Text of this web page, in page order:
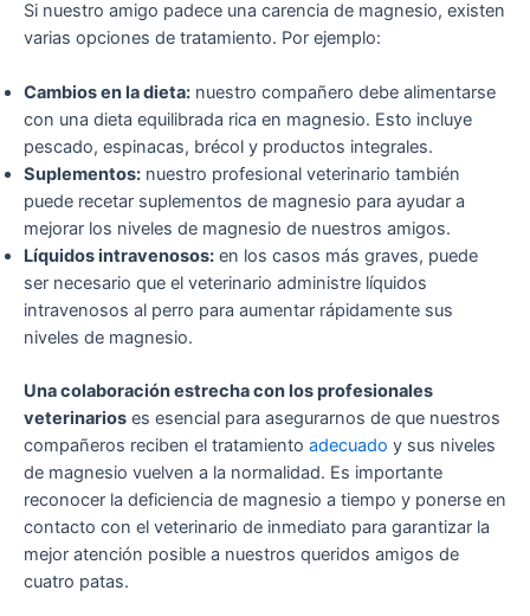
Si nuestro amigo padece una carencia de magnesio, existen
varias opciones de tratamiento. Por ejemplo:
Cambios en la dieta: nuestro compañero debe alimentarse
con una dieta equilibrada rica en magnesio. Esto incluye
pescado, espinacas, brécol y productos integrales.
Suplementos: nuestro profesional veterinario también
puede recetar suplementos de magnesio para ayudar a
mejorar los niveles de magnesio de nuestros amigos.
Líquidos intravenosos: en los casos más graves, puede
ser necesario que el veterinario administre líquidos
intravenosos al perro para aumentar rápidamente sus
niveles de magnesio.
Una colaboración estrecha con los profesionales
veterinarios es esencial para asegurarnos de que nuestros
compañeros reciben el tratamiento adecuado y sus niveles
de magnesio vuelven a la normalidad. Es importante
reconocer la deficiencia de magnesio a tiempo y ponerse en
contacto con el veterinario de inmediato para garantizar la
mejor atención posible a nuestros queridos amigos de
cuatro patas.